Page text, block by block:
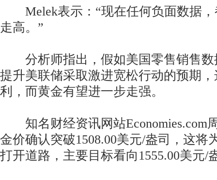
Melek表示：“现在任何负面数据，
走高。”
分析师指出，假如美国零售销售数
提升美联储采取激进宽松行动的预期
利，而黄金有望进一步走强。
知名财经资讯网站Economies.com
金价确认突破1508.00美元/盎司，这将
打开道路，主要目标看向1555.00美元/